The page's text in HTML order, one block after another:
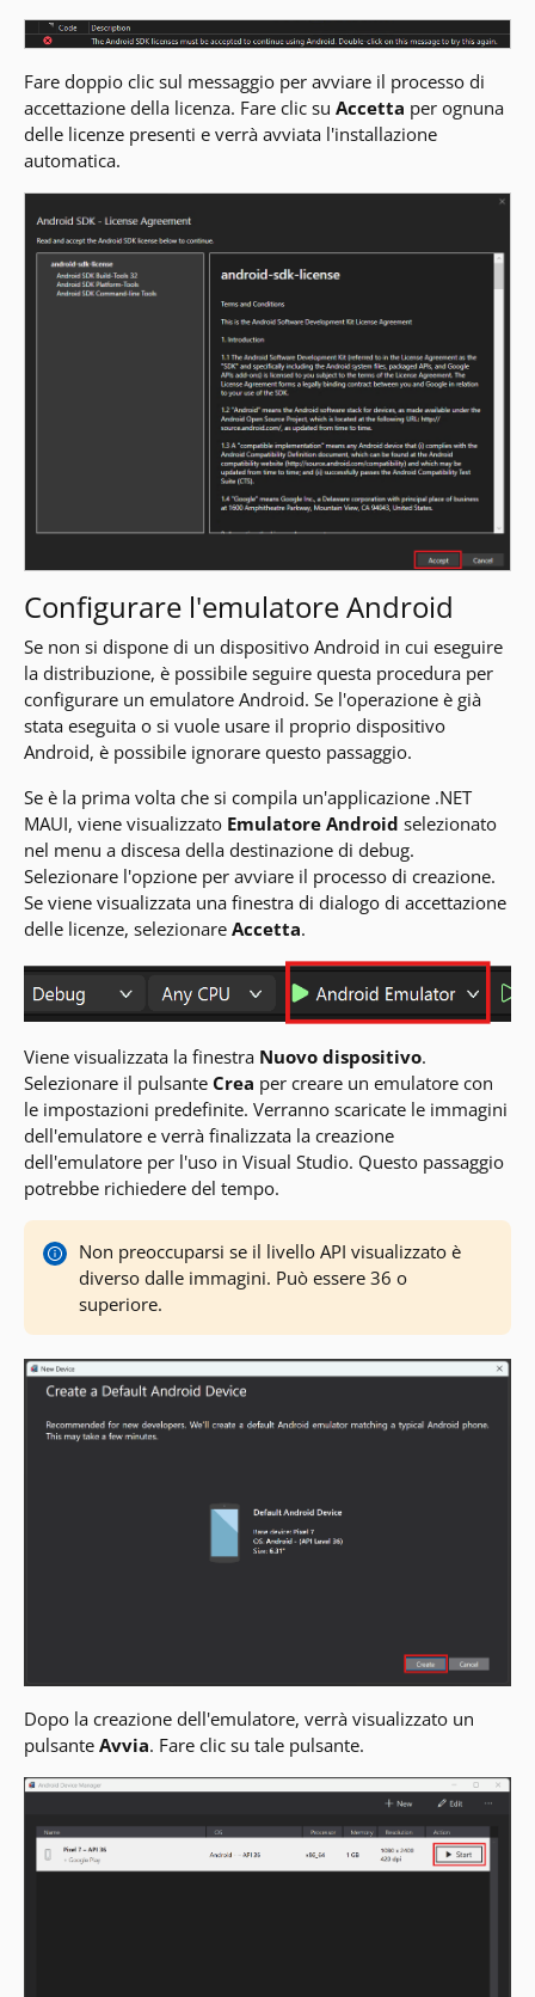
Fare doppio clic sul messaggio per avviare il processo di
accettazione della licenza. Fare clic suAccetta per ognuna
delle licenze presenti e verrà avviata l'installazione
automatica.
Configurare l'emulatore Android
Se non si dispone di un dispositivo Android in cui eseguire
la distribuzione, è possibile seguire questa procedura per
configurare un emulatore Android. Se l'operazione è già
stata eseguita o si vuole usare il proprio dispositivo
Android, è possibile ignorare questo passaggio.
Se è la prima volta che si compila un'applicazione .NET
MAUI, viene visualizzato Emulatore Android selezionato
nel menu a discesa della destinazione di debug.
Selezionare l'opzione per avviare il processo di creazione.
Se viene visualizzata una finestra di dialogo di accettazione
delle licenze, selezionareAccetta.
Viene visualizzata la finestra Nuovo dispositivo.
Selezionare il pulsanteCrea per creare un emulatore con
le impostazioni predefinite. Verranno scaricate le immagini
dell'emulatore e verrà finalizzata la creazione
dell'emulatore per l'uso in Visual Studio. Questo passaggio
potrebbe richiedere del tempo.
Non preoccuparsi se il livello API visualizzato è
diverso dalle immagini. Può essere 36 o
superiore.
Dopo la creazione dell'emulatore, verrà visualizzato un
pulsanteAvvia. Fare clic su tale pulsante.